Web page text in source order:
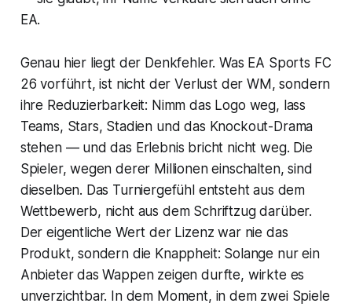
EA.
Genau hier liegt der Denkfehler. Was EA Sports FC
26 vorführt, ist nicht der Verlust der WM, sondern
ihre Reduzierbarkeit: Nimm das Logo weg, lass
Teams, Stars, Stadien und das Knockout-Drama
stehen — und das Erlebnis bricht nicht weg. Die
Spieler, wegen derer Millionen einschalten, sind
dieselben. Das Turniergefühl entsteht aus dem
Wettbewerb, nicht aus dem Schriftzug darüber.
Der eigentliche Wert der Lizenz war nie das
Produkt, sondern die Knappheit: Solange nur ein
Anbieter das Wappen zeigen durfte, wirkte es
unverzichtbar. In dem Moment, in dem zwei Spiele